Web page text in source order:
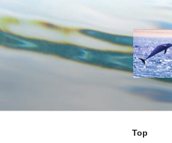
ン
テ
ン
キ
Top